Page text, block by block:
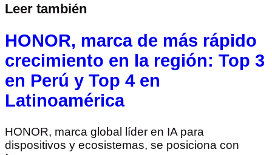
Leer también
HONOR, marca de más rápido
crecimiento en la región: Top 3
en Perú y Top 4 en
Latinoamérica
HONOR, marca global líder en IA para
dispositivos y ecosistemas, se posiciona con